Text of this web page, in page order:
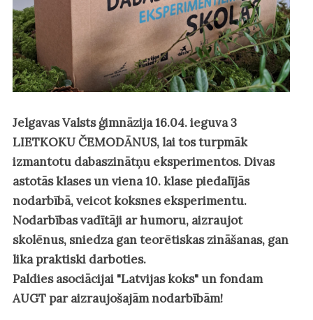
Jelgavas Valsts ģimnāzija 16.04. ieguva 3
LIETKOKU ČEMODĀNUS, lai tos turpmāk
izmantotu dabaszinātņu eksperimentos. Divas
astotās klases un viena 10. klase piedalījās
nodarbībā, veicot koksnes eksperimentu.
Nodarbības vadītāji ar humoru, aizraujot
skolēnus, sniedza gan teorētiskas zināšanas, gan
lika praktiski darboties.
Paldies asociācijai "Latvijas koks" un fondam
AUGT par aizraujošajām nodarbībām!